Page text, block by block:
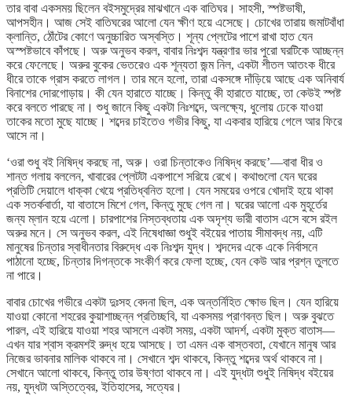
তার বাবা একসময় ছিলেন বইসমুদ্রের মাঝখানে এক বাতিঘর। সাহসী, স্পষ্টভাষী,
আপসহীন। আজ সেই বাতিঘরের আলো যেন ক্ষীণ হয়ে এসেছে। চোখের তারায় জমাটবাঁধা
ক্লান্তি, ঠোঁটের কোণে অনুচ্চারিত অস্বস্তি। শূন্য প্লেটের পাশে রাখা হাত যেন
অস্পষ্টভাবে কাঁপছে। অরু অনুভব করল, বাবার নিঃশব্দ যন্ত্রণার ভার পুরো ঘরটিকে আচ্ছন্ন
করে ফেলেছে। অরুর বুকের ভেতরেও এক শূন্যতা জন্ম নিল, একটা শীতল আতংক ধীরে
ধীরে তাকে গ্রাস করতে লাগল। তার মনে হলো, তারা একসঙ্গে দাঁড়িয়ে আছে এক অনিবার্য
বিনাশের দোরগোড়ায়। কী যেন হারাতে যাচ্ছে। কিন্তু কী হারাতে যাচ্ছে, তা কেউই স্পষ্ট
করে বলতে পারছে না। শুধু জানে কিছু একটা নিঃশব্দে, অলক্ষ্যে, ধুলোয় ঢেকে যাওয়া
তাকের মতো মুছে যাচ্ছে। শব্দের চাইতেও গভীর কিছু, যা একবার হারিয়ে গেলে আর ফিরে
আসে না।
‘ওরা শুধু বই নিষিদ্ধ করছে না, অরু। ওরা চিন্তাকেও নিষিদ্ধ করছে’—বাবা ধীর ও
শান্ত গলায় বললেন, খাবারের প্লেটটা একপাশে সরিয়ে রেখে। কথাগুলো যেন ঘরের
প্রতিটি দেয়ালে ধাক্কা খেয়ে প্রতিধ্বনিত হলো। যেন সময়ের ওপরে খোদাই হয়ে থাকা
এক সতর্কবার্তা, যা বাতাসে মিশে গেল, কিন্তু মুছে গেল না। ঘরের আলো এক মুহূর্তের
জন্য ম্লান হয়ে এলো। চারপাশের নিস্তব্ধতায় এক অদৃশ্য ভারী বাতাস এসে বসে রইল
অরুর মনে। সে অনুভব করল, এই নিষেধাজ্ঞা শুধুই বইয়ের পাতায় সীমাবদ্ধ নয়, এটি
মানুষের চিন্তার স্বাধীনতার বিরুদ্ধে এক নিঃশব্দ যুদ্ধ। শব্দদের একে একে নির্বাসনে
পাঠানো হচ্ছে, চিন্তার দিগন্তকে সংকীর্ণ করে ফেলা হচ্ছে, যেন কেউ আর প্রশ্ন তুলতে
না পারে।
বাবার চোখের গভীরে একটা দুঃসহ বেদনা ছিল, এক অন্তর্নিহিত ক্ষোভ ছিল। যেন হারিয়ে
যাওয়া কোনো শহরের কুয়াশাচ্ছন্ন প্রতিচ্ছবি, যা একসময় প্রাণবন্ত ছিল। অরু বুঝতে
পারল, এই হারিয়ে যাওয়া শহর আসলে একটা সময়, একটা আদর্শ, একটা মুক্ত বাতাস—
এখন যার শ্বাস ক্রমশই রুদ্ধ হয়ে আসছে। তা এমন এক বাস্তবতা, যেখানে মানুষ আর
নিজের ভাবনার মালিক থাকবে না। সেখানে শব্দ থাকবে, কিন্তু শব্দের অর্থ থাকবে না।
সেখানে আলো থাকবে, কিন্তু তার উষ্ণতা থাকবে না। এই যুদ্ধটা শুধুই নিষিদ্ধ বইয়ের
নয়, যুদ্ধটা অস্তিত্বের, ইতিহাসের, সত্যের।